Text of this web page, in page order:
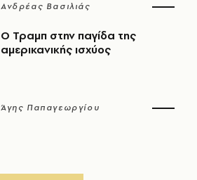
Ανδρέας Βασιλιάς
Ο Τραμπ στην παγίδα της
αμερικανικής ισχύος
Άγης Παπαγεωργίου